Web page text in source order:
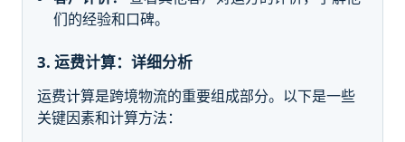
们的经验和口碑。
3. 运费计算：详细分析
运费计算是跨境物流的重要组成部分。以下是一些
关键因素和计算方法：